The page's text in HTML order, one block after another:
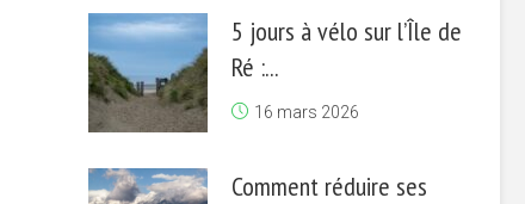
5 jours à vélo sur l’Île de
Ré :...
16 mars 2026
Comment réduire ses